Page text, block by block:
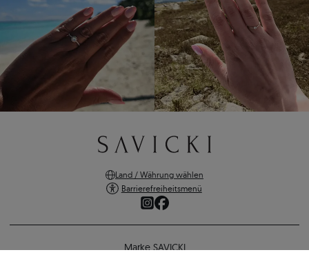
Land / Währung wählen
Barrierefreiheitsmenü
Marke SAVICKI